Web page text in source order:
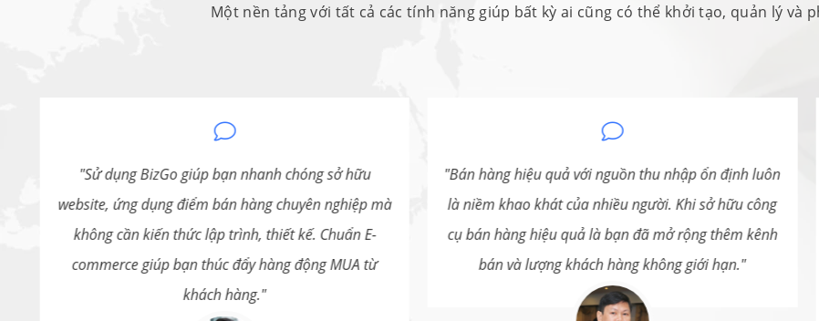
Một nền tảng với tất cả các tính năng giúp bất kỳ ai cũng có thể khởi tạo, quản lý và
Sử dụng BizGo giúp bạn nhanh chóng sở hữu
website, ứng dụng điểm bán hàng chuyên nghiệp mà
không cần kiến thức lập trình, thiết kế. Chuẩn E-
commerce giúp bạn thúc đẩy hàng động MUA từ
khách hàng.
Bán hàng hiệu quả với nguồn thu nhập ổn định luôn
là niềm khao khát của nhiều người. Khi sở hữu công
cụ bán hàng hiệu quả là bạn đã mở rộng thêm kênh
bán và lượng khách hàng không giới hạn.